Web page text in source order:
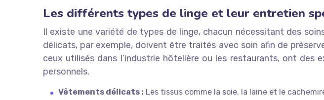
Les différents types de linge et leur entretien
Il existe une variété de types de linge, chacun nécessitant des
délicats, par exemple, doivent être traités avec soin afin de
ceux utilisés dans l’industrie hôtelière ou les restaurants, ont
personnels.
Vêtements délicats : Les tissus comme la soie, la laine et le